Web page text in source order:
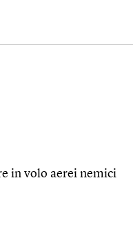
in volo aerei nemici